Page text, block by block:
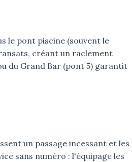
le pont piscine (souvent le
créant un raclement
du Grand Bar (pont 5) garantit
un passage incessant et les
sans numéro : l'équipage les